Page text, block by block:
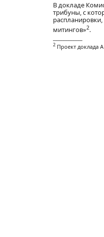
В докладе
трибуны, с
митингов»2.
2 Проект доклада